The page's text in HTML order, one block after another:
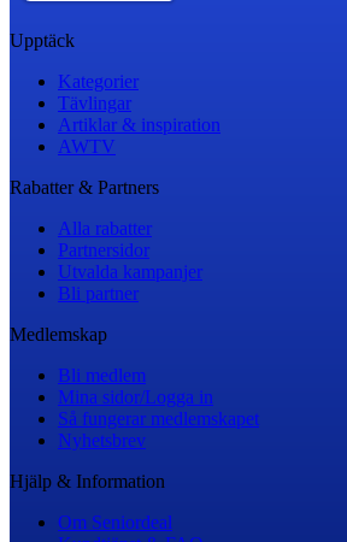
Upptäck
Kategorier
Tävlingar
Artiklar & inspiration
AWTV
Rabatter & Partners
Alla rabatter
Partnersidor
Utvalda kampanjer
Bli partner
Medlemskap
Bli medlem
Mina sidor/Logga in
Så fungerar medlemskapet
Nyhetsbrev
Hjälp & Information
Om Seniordeal